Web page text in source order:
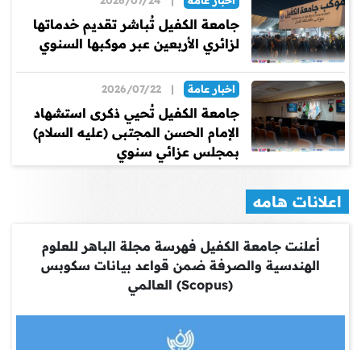
جامعة الكفيل تُباشر تقديم خدماتها
لزائري الأربعين عبر موكبها السنوي
اخبار عامة |
2026/07/22
جامعة الكفيل تُحيي ذكرى استشهاد
الإمام الحسن المجتبى (عليه السلام)
بمجلس عزائي سنوي
اعلانات هامه
أعلنت جامعة الكفيل فهرسة مجلة الباهر للعلوم
الهندسية والصرفة ضمن قواعد بيانات سكوبس
(Scopus) العالمي